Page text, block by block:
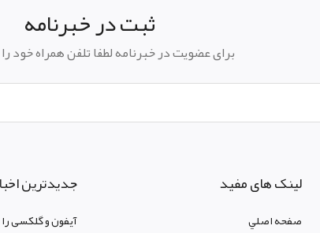
ثبت در خبرنامه
برای عضویت در خبرنامه لطفا تلفن همراه خود را
لینک های مفید
صفحه اصلي
جدیدترین
آیفون و گلکسی